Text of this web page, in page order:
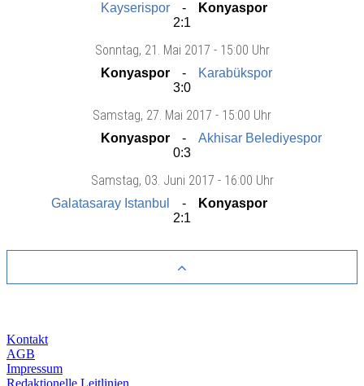
Kayserispor
Konyaspor
2:1
Sonntag, 21. Mai 2017 - 15:00 Uhr
Konyaspor
Karabükspor
3:0
Samstag, 27. Mai 2017 - 15:00 Uhr
Konyaspor
Akhisar Belediyespor
0:3
Samstag, 03. Juni 2017 - 16:00 Uhr
Galatasaray Istanbul
Konyaspor
2:1
Kontakt
AGB
Impressum